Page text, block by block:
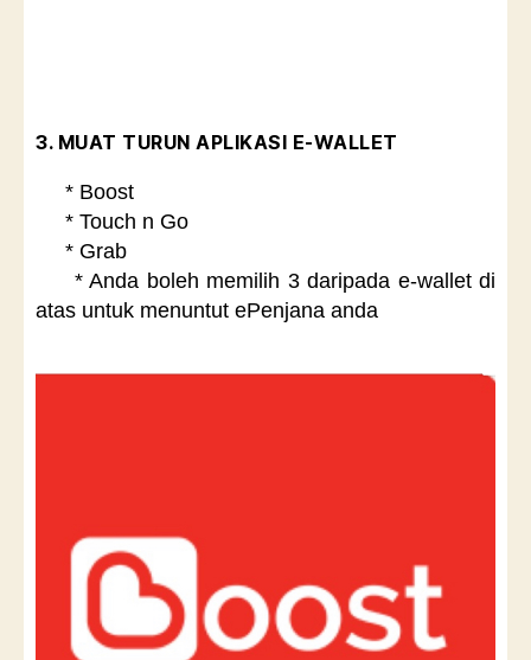
3. MUAT TURUN APLIKASI E-WALLET
* Boost
* Touch n Go
* Grab
* Anda boleh memilih 3 daripada e-wallet di
atas untuk menuntut ePenjana anda